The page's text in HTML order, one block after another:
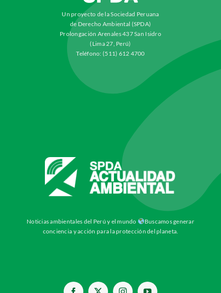
Un proyecto de la Sociedad Peruana
de Derecho Ambiental (SPDA)
Prolongación Arenales 437 San Isidro
(Lima 27, Perú)
Teléfono: (511) 612 4700
Noticias ambientales del Perú y el mundo
Buscamos generar
conciencia y acción para la protección del planeta.